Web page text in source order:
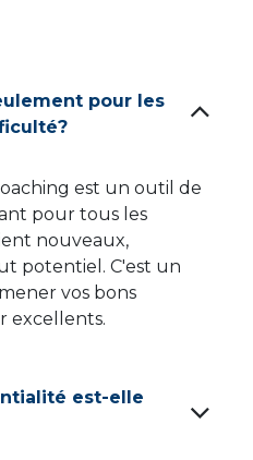
pour les
est un outil de
pour tous les
nouveaux,
potentiel. C'est un
vos bons
excellents.
est-elle